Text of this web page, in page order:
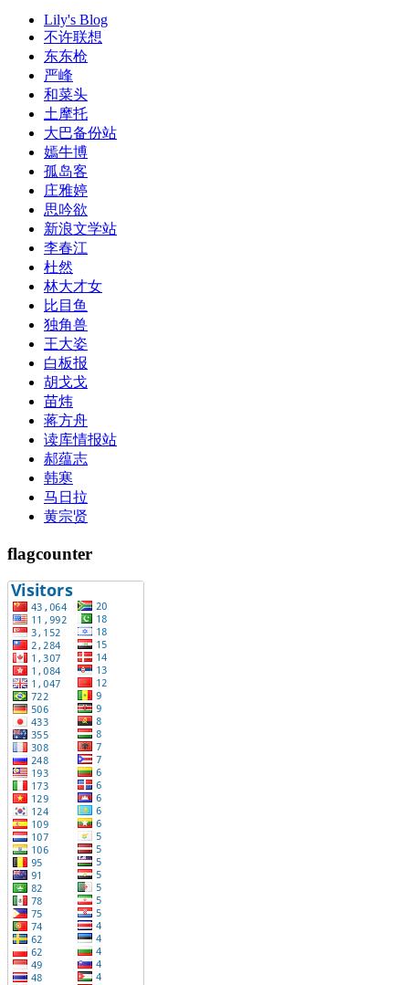
Lily's Blog
不许联想
东东枪
严峰
和菜头
土摩托
大巴备份站
嫣牛博
孤岛客
庄雅婷
思吟欲
新浪文学站
李春江
杜然
林大才女
比目鱼
独角兽
王大姿
白板报
胡戈戈
苗炜
蒋方舟
读库情报站
郝蕴志
韩寒
马日拉
黄宗贤
flagcounter